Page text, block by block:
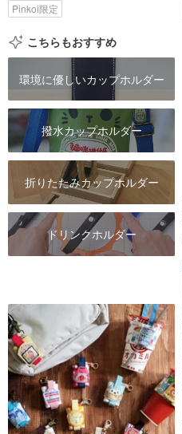
Pinkoi限定
こちらもおすすめ
環境に優しいカップホルダー
撥水カップホルダー
折りたたみカップホルダー
ドリンクホルダー